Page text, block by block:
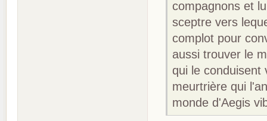
compagnons et
sceptre vers
complot pour
aussi trouver le
qui le conduisent
meurtrière qui
monde d'Aegis